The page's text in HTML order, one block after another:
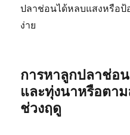
ปลาช่อนได้หลบแสงหรือป้
ง่าย
การหาลูกปลาช่อ
และทุ่งนาหรือตา
ช่วงฤดู